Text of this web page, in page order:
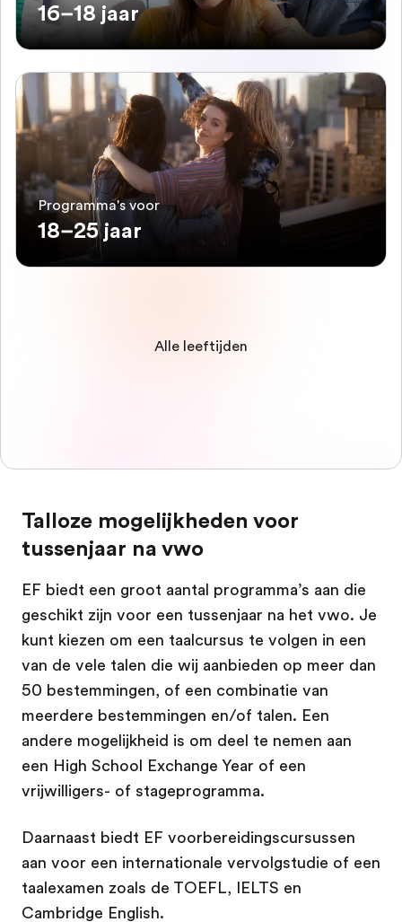
16–18 jaar
Programma's voor
18–25 jaar
Alle leeftijden
Talloze mogelijkheden voor
tussenjaar na vwo
EF biedt een groot aantal programma’s aan die
geschikt zijn voor een tussenjaar na het vwo. Je
kunt kiezen om een taalcursus te volgen in een
van de vele talen die wij aanbieden op meer dan
50 bestemmingen, of een combinatie van
meerdere bestemmingen en/of talen. Een
andere mogelijkheid is om deel te nemen aan
een High School Exchange Year of een
vrijwilligers- of stageprogramma.
Daarnaast biedt EF voorbereidingscursussen
aan voor een internationale vervolgstudie of een
taalexamen zoals de TOEFL, IELTS en
Cambridge English.